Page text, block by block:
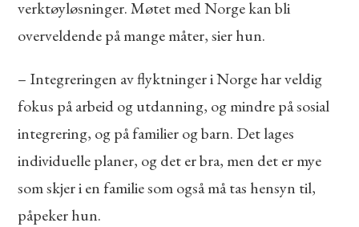
verktøyløsninger. Møtet med Norge kan bli
overveldende på mange måter, sier hun.
– Integreringen av flyktninger i Norge har veldig
fokus på arbeid og utdanning, og mindre på sosial
integrering, og på familier og barn. Det lages
individuelle planer, og det er bra, men det er mye
som skjer i en familie som også må tas hensyn til,
påpeker hun.